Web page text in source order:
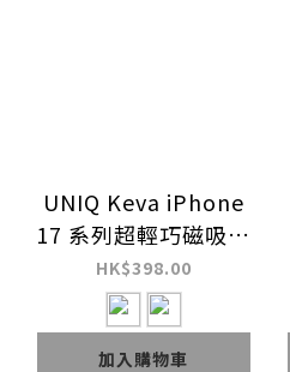
UNIQ Keva iPhone
17 系列超輕巧磁吸手
機殼
HK$398.00
加入購物車